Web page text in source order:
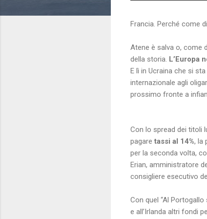
Francia. Perché come
Atene è salva o, come
della storia. L’Europa
E lì in Ucraina che si
internazionale agli
prossimo fronte a
Con lo spread dei titoli
pagare tassi al 14%, la
per la seconda volta,
Erian, amministratore
consigliere esecutivo
Con quel “Al
e all’Irlanda altri fondi